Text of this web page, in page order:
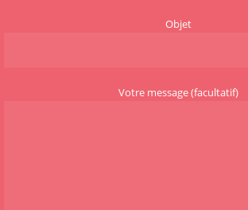
Objet
Votre message (facultatif)